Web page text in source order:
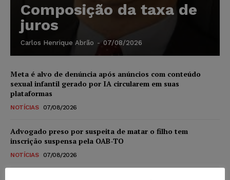
Composição da taxa de
juros
Carlos Henrique Abrão - 07/08/2026
Meta é alvo de denúncia após anúncios com conteúdo
sexual infantil gerado por IA circularem em suas
plataformas
NOTÍCIAS 07/08/2026
Advogado preso por suspeita de matar o filho tem
inscrição suspensa pela OAB-TO
NOTÍCIAS 07/08/2026